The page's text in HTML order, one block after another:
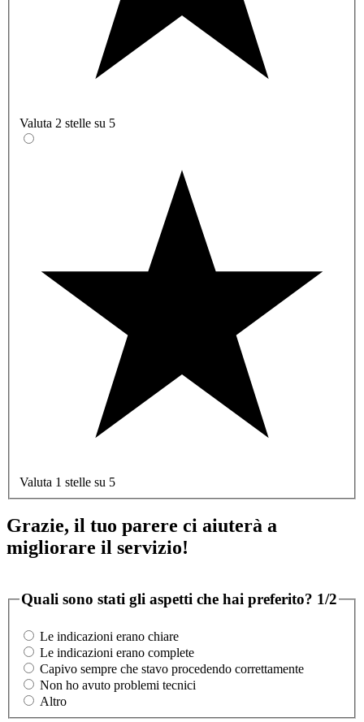
Valuta 2 stelle su 5
Valuta 1 stelle su 5
Grazie, il tuo parere ci aiuterà a
migliorare il servizio!
Quali sono stati gli aspetti che hai preferito? 1/2
Le indicazioni erano chiare
Le indicazioni erano complete
Capivo sempre che stavo procedendo correttamente
Non ho avuto problemi tecnici
Altro